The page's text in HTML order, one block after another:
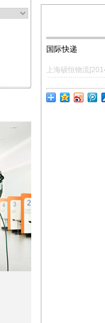
国际快递
上海硕恒物流